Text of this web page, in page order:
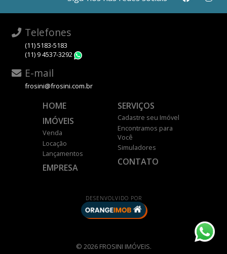
Telefones
(11) 5183-5183
(11) 9 4537-3292
E-mail
frosini@frosini.com.br
HOME
IMÓVEIS
Venda
Locação
Lançamentos
EMPRESA
SERVIÇOS
Cadastre seu Imóvel
Encontramos para
Você
Simuladores
CONTATO
DESENVOLVIDO POR
© 2026 FROSINI IMÓVEIS.